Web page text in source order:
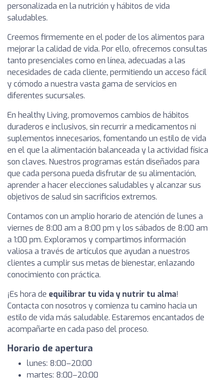
personalizada en la nutrición y hábitos de vida
saludables.
Creemos firmemente en el poder de los alimentos para
mejorar la calidad de vida. Por ello, ofrecemos consultas
tanto presenciales como en línea, adecuadas a las
necesidades de cada cliente, permitiendo un acceso fácil
y cómodo a nuestra vasta gama de servicios en
diferentes sucursales.
En healthy Living, promovemos cambios de hábitos
duraderos e inclusivos, sin recurrir a medicamentos ni
suplementos innecesarios, fomentando un estilo de vida
en el que la alimentación balanceada y la actividad física
son claves. Nuestros programas están diseñados para
que cada persona pueda disfrutar de su alimentación,
aprender a hacer elecciones saludables y alcanzar sus
objetivos de salud sin sacrificios extremos.
Contamos con un amplio horario de atención de lunes a
viernes de 8:00 am a 8:00 pm y los sábados de 8:00 am
a 1:00 pm. Exploramos y compartimos información
valiosa a través de artículos que ayudan a nuestros
clientes a cumplir sus metas de bienestar, enlazando
conocimiento con práctica.
¡Es hora de equilibrar tu vida y nutrir tu alma!
Contacta con nosotros y comienza tu camino hacia un
estilo de vida más saludable. Estaremos encantados de
acompañarte en cada paso del proceso.
Horario de apertura
lunes: 8:00–20:00
martes: 8:00–20:00